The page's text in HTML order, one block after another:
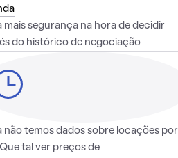
mais segurança na hora de decidir
do histórico de negociação
não temos dados sobre locações por
tal ver preços de